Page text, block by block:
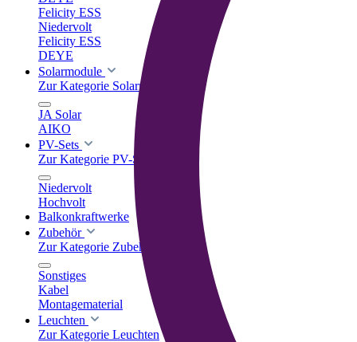
Felicity ESS
Niedervolt
Felicity ESS
DEYE
Solarmodule
Zur Kategorie Solarmodule
JA Solar
AIKO
PV-Sets
Zur Kategorie PV-Sets
Niedervolt
Hochvolt
Balkonkraftwerke
Zubehör
Zur Kategorie Zubehör
Sonstiges
Kabel
Montagematerial
Leuchten
Zur Kategorie Leuchten